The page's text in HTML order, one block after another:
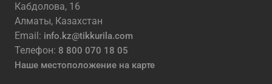
Кабдолова, 16
Алматы, Казахстан
Email: info.kz@tikkurila.com
Телефон: 8 800 070 18 05
Наше местоположение на карте